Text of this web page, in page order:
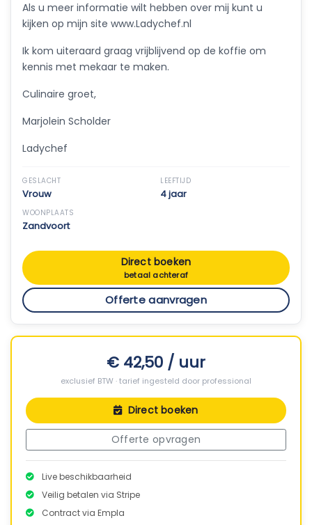
Als u meer informatie wilt hebben over mij kunt u
kijken op mijn site www.Ladychef.nl
Ik kom uiteraard graag vrijblijvend op de koffie om
kennis met mekaar te maken.
Culinaire groet,
Marjolein Scholder
Ladychef
GESLACHT
Vrouw
LEEFTIJD
4 jaar
WOONPLAATS
Zandvoort
Direct boeken
betaal achteraf
Offerte aanvragen
€ 42,50 / uur
exclusief BTW · tarief ingesteld door professional
Direct boeken
Offerte opvragen
Live beschikbaarheid
Veilig betalen via Stripe
Contract via Empla